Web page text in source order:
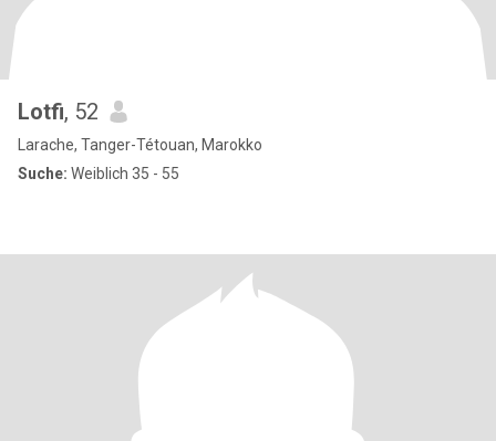
Lotfi, 52
Larache, Tanger-Tétouan, Marokko
Suche: Weiblich 35 - 55